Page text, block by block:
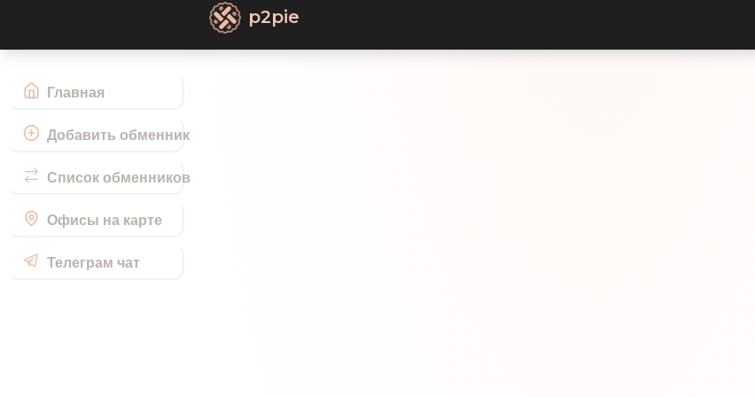
Главная
Добавить обменник
Список обменников
Офисы на карте
Телеграм чат
p2pie